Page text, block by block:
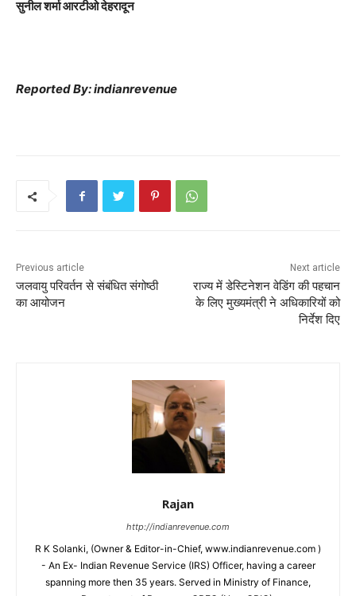
rसुनील शर्मा आरटीओ देहरादून
Reported By: indianrevenue
Previous article
जलवायु परिवर्तन से संबंधित संगोष्ठी
का आयोजन
Next article
राज्य में डेस्टिनेशन वेडिंग की पहचान
के लिए मुख्यमंत्री ने अधिकारियों को
निर्देश दिए
Rajan
http://indianrevenue.com
R K Solanki, (Owner & Editor-in-Chief, www.indianrevenue.com )
- An Ex- Indian Revenue Service (IRS) Officer, having a career
spanning more then 35 years. Served in Ministry of Finance,